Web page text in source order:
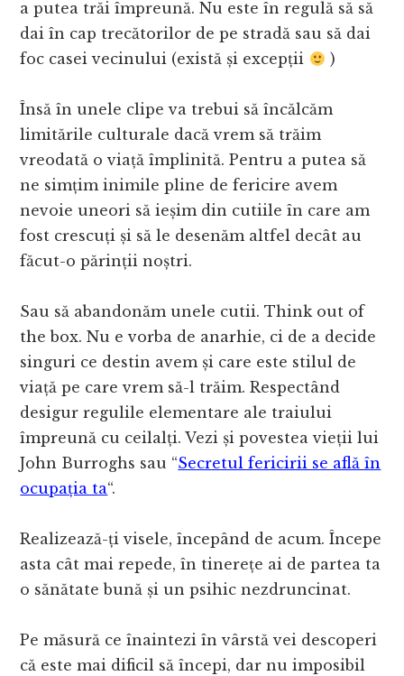
a putea trăi împreună. Nu este în regulă să să
dai în cap trecătorilor de pe stradă sau să dai
foc casei vecinului (există și excepții
)
Însă în unele clipe va trebui să încălcăm
limitările culturale dacă vrem să trăim
vreodată o viață împlinită. Pentru a putea să
ne simțim inimile pline de fericire avem
nevoie uneori să ieșim din cutiile în care am
fost crescuți și să le desenăm altfel decât au
făcut-o părinții noștri.
Sau să abandonăm unele cutii. Think out of
the box. Nu e vorba de anarhie, ci de a decide
singuri ce destin avem și care este stilul de
viață pe care vrem să-l trăim. Respectând
desigur regulile elementare ale traiului
împreună cu ceilalți. Vezi și povestea vieții lui
John Burroghs sau “Secretul fericirii se află în
ocupația ta“.
Realizează-ți visele, începând de acum. Începe
asta cât mai repede, în tinerețe ai de partea ta
o sănătate bună și un psihic nezdruncinat.
Pe măsură ce înaintezi în vârstă vei descoperi
că este mai dificil să începi, dar nu imposibil